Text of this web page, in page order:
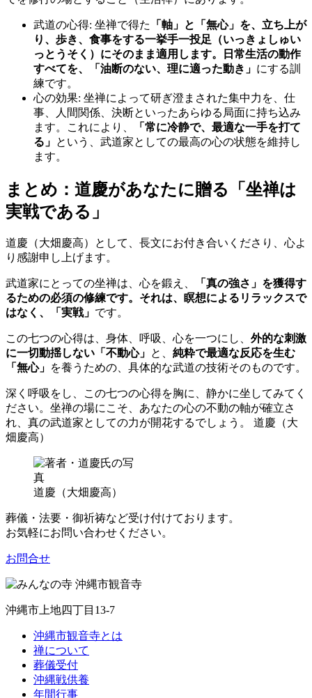
武道の心得: 坐禅で得た
「軸」と「無心」を、立ち上が
り、歩き、食事をする一挙手一投足（いっきょしゅい
っとうそく）にそのまま適用します。日常生活の動作
すべてを、「油断のない、理に適った動き」 にする訓
練です。
心の効果: 坐禅によって研ぎ澄まされた集中力を、仕
事、人間関係、決断といったあらゆる局面に持ち込み
ます。これにより、
「常に冷静で、最適な一手を打て
る」 という、武道家としての最高の心の状態を維持し
ます。
まとめ：道慶があなたに贈る「坐禅は
実戦である」
道慶（大畑慶高）として、長文にお付き合いくださり、心よ
り感謝申し上げます。
武道家にとっての坐禅は、心を鍛え、
「真の強さ」を獲得す
るための必須の修練です。それは、瞑想によるリラックスで
はなく、「実戦」 です。
この七つの心得は、身体、呼吸、心を一つにし、 外的な刺激
に一切動揺しない「不動心」 と、 純粋で最適な反応を生む
「無心」 を養うための、具体的な武道の技術そのものです。
深く呼吸をし、この七つの心得を胸に、静かに坐してみてく
ださい。坐禅の場にこそ、あなたの心の不動の軸が確立さ
れ、真の武道家としての力が開花するでしょう。 道慶（大
畑慶高）
道慶（大畑慶高）
葬儀・法要・御祈祷など受け付けております。
お気軽にお問い合わせください。
お問合せ
沖縄市上地四丁目13-7
沖縄市観音寺とは
禅について
葬儀受付
沖縄戦供養
年間行事